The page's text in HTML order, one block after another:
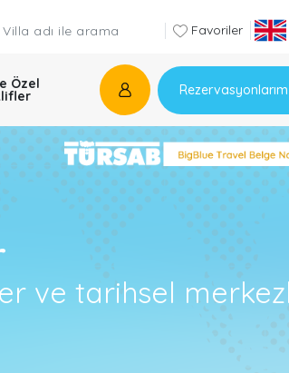
Favoriler
Özel Rezervasyonlarım
ve tarihsel